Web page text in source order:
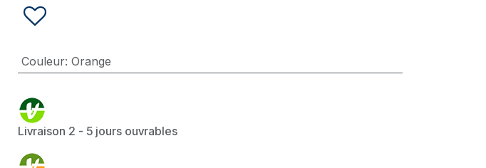
Couleur: Orange
Livraison 2 - 5 jours ouvrables